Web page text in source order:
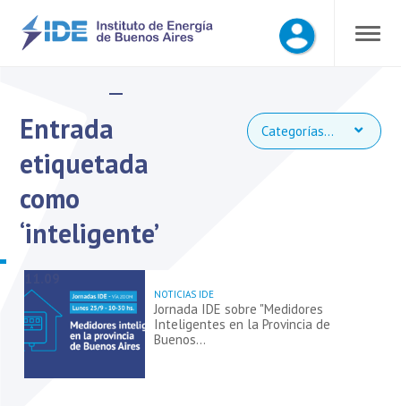
Entrada
etiquetada
como
‘inteligente’
Categorías...
NOTICIAS IDE
Jornada IDE sobre "Medidores
Inteligentes en la Provincia de
Buenos…